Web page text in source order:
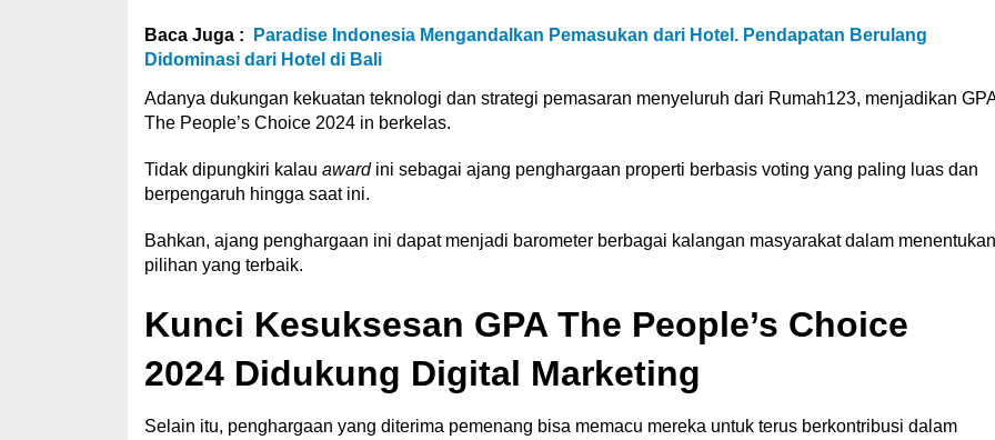
Baca Juga :
Paradise Indonesia Mengandalkan Pemasukan dari Hotel. Pendapatan Berulang
Didominasi dari Hotel di Bali
Adanya dukungan kekuatan teknologi dan strategi pemasaran menyeluruh dari Rumah123, menjadikan
The People’s Choice 2024 in berkelas.
Tidak dipungkiri kalau awardini sebagai ajang penghargaan properti berbasis voting yang paling luas dan
berpengaruh hingga saat ini.
Bahkan, ajang penghargaan ini dapat menjadi barometer berbagai kalangan masyarakat dalam menentukan
pilihan yang terbaik.
Kunci Kesuksesan GPA The People’s Choice
2024 Didukung Digital Marketing
Selain itu, penghargaan yang diterima pemenang bisa memacu mereka untuk terus berkontribusi dalam